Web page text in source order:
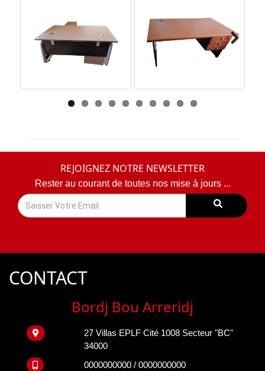
Next
REJOIGNEZ NOTRE NEWSLETTER
Rester au courant de toutes nos mise à jours ...
CONTACT
Bordj Bou Arreridj
27 Villas EPLF Cité 1008 Secteur "BC"
34000
0000000000 / 0000000000